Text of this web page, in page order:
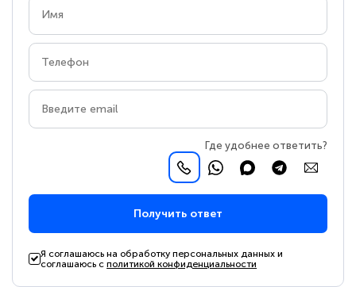
Где удобнее ответить?
Получить ответ
Я соглашаюсь на обработку персональных данных и
соглашаюсь сполитикой конфиденциальности